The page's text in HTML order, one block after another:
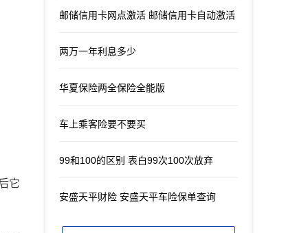
它
邮储信用卡网点激活 邮储信用卡自动激活
两万一年利息多少
华夏保险两全保险全能版
车上乘客险要不要买
99和100的区别 表白99次100次放弃
安盛天平财险 安盛天平车险保单查询